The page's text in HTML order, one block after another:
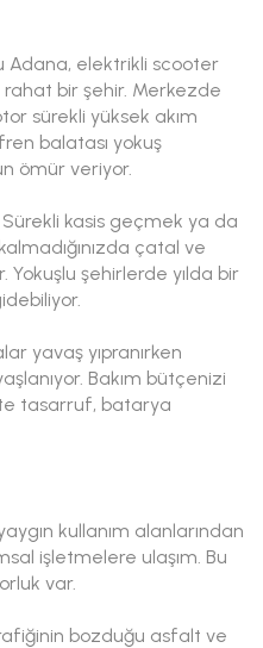
Adana, elektrikli scooter
rahat bir şehir. Merkezde
sürekli yüksek akım
balatası yokuş
ömür veriyor.
kasis geçmek ya da
çatal ve
şehirlerde yılda bir
yavaş yıpranırken
Bakım bütçenizi
tasarruf, batarya
kullanım alanlarından
işletmelere ulaşım. Bu
var.
bozduğu asfalt ve